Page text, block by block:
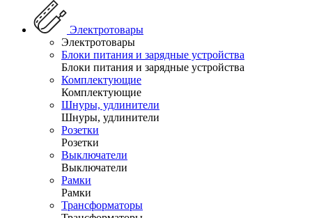
Электротовары
Электротовары
Блоки питания и зарядные устройства
Блоки питания и зарядные устройства
Комплектующие
Комплектующие
Шнуры, удлинители
Шнуры, удлинители
Розетки
Розетки
Выключатели
Выключатели
Рамки
Рамки
Трансформаторы